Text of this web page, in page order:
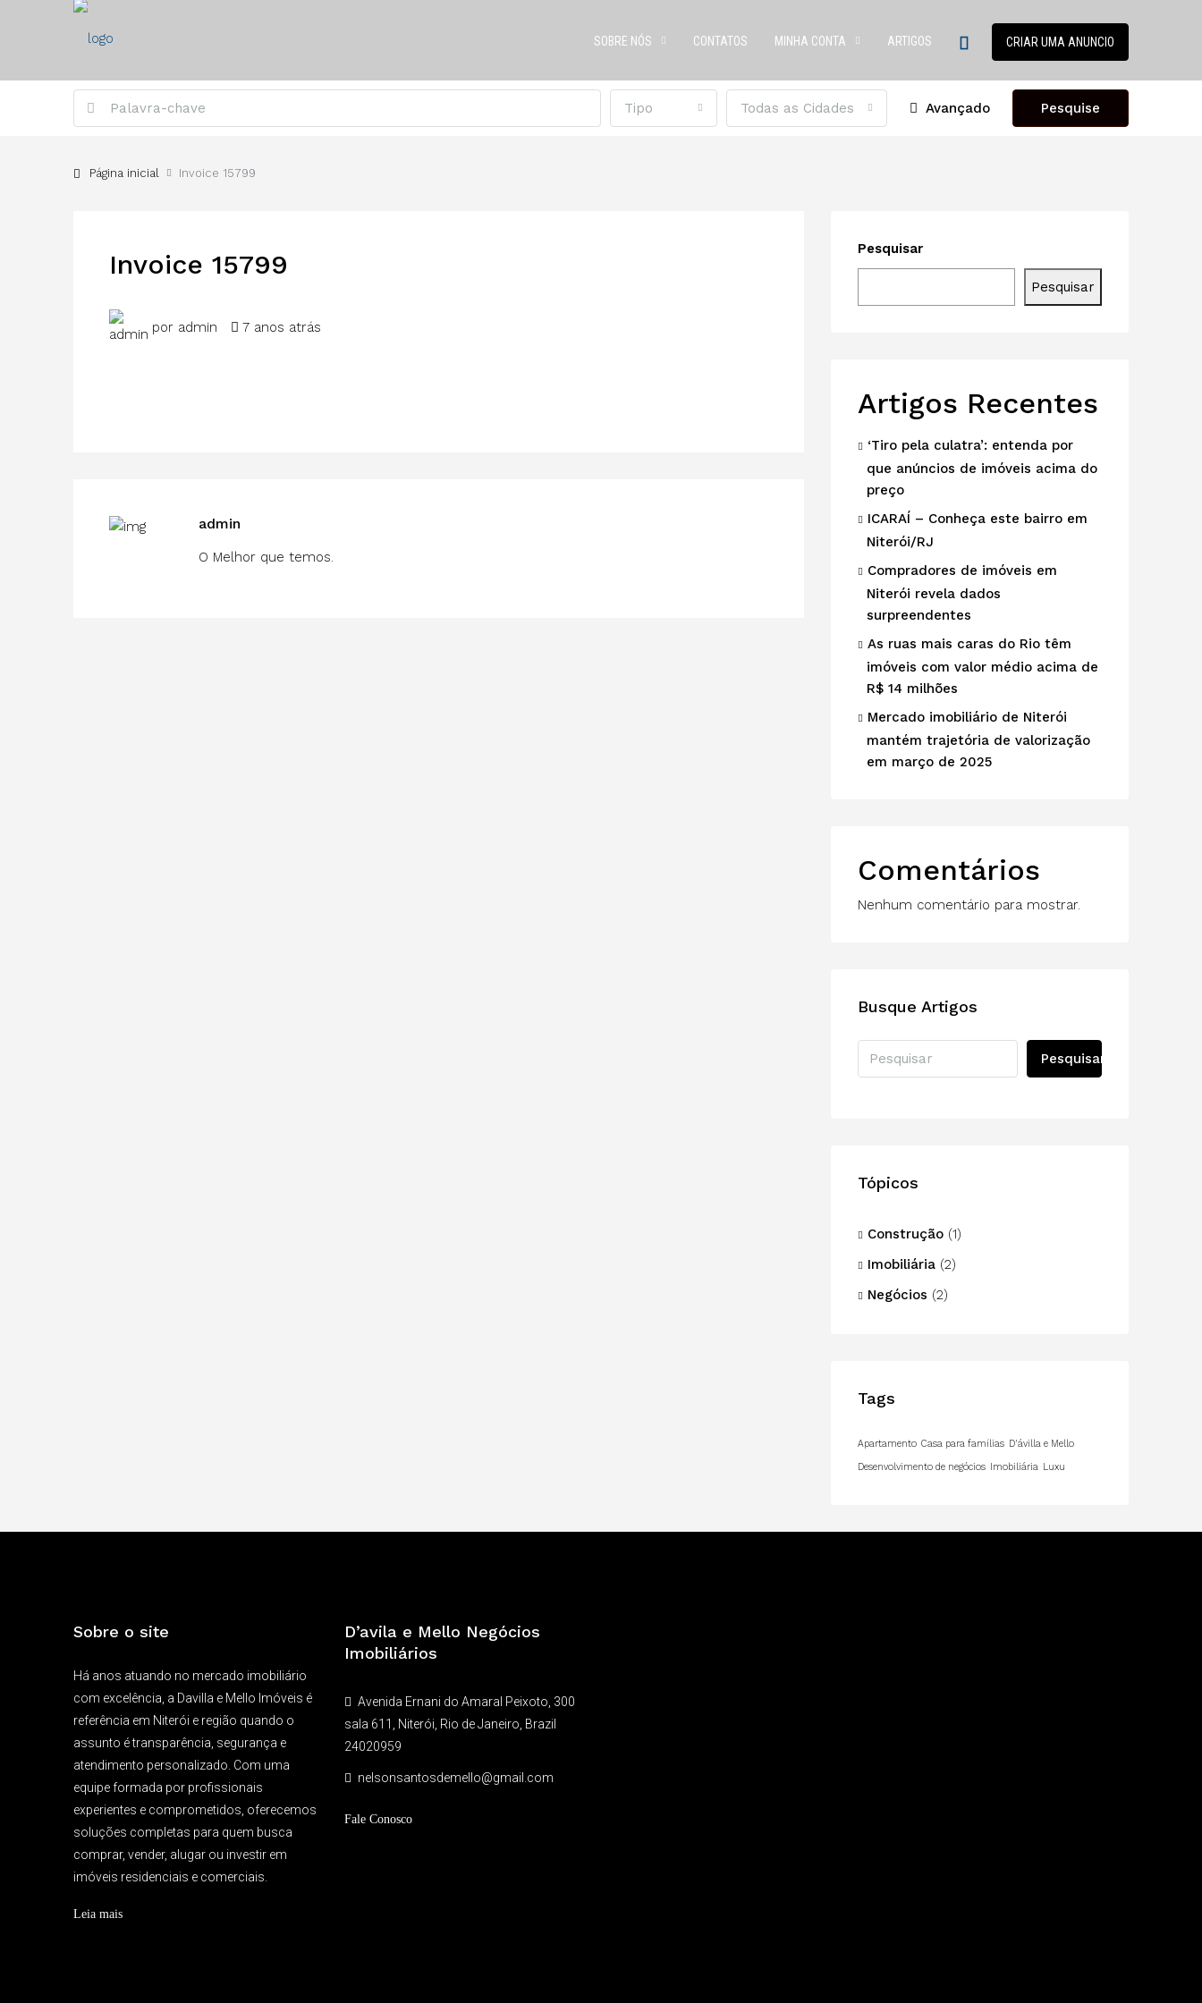
SOBRE NÓS CONTATOS MINHA CONTA ARTIGOS CRIAR UMA ANUNCIO
Tipo Todas as Cidades Avançado Pesquise
Página inicial Invoice 15799
Invoice 15799
por admin 7 anos atrás
admin
O Melhor que temos.
Pesquisar
Pesquisar
Artigos Recentes
‘Tiro pela culatra’: entenda por
que anúncios de imóveis acima do
preço
ICARAÍ – Conheça este bairro em
Niterói/RJ
Compradores de imóveis em
Niterói revela dados
surpreendentes
As ruas mais caras do Rio têm
imóveis com valor médio acima de
R$ 14 milhões
Mercado imobiliário de Niterói
mantém trajetória de valorização
em março de 2025
Comentários
Nenhum comentário para mostrar.
Busque Artigos
Pesquisar
Tópicos
Construção (1)
Imobiliária (2)
Negócios (2)
Tags
Apartamento Casa para famílias D'ávilla e Mello
Desenvolvimento de negócios Imobiliária Luxu
Sobre o site
Há anos atuando no mercado imobiliário
com excelência, a Davilla e Mello Imóveis é
referência em Niterói e região quando o
assunto é transparência, segurança e
atendimento personalizado. Com uma
equipe formada por profissionais
experientes e comprometidos, oferecemos
soluções completas para quem busca
comprar, vender, alugar ou investir em
imóveis residenciais e comerciais.
Leia mais
D’avila e Mello Negócios
Imobiliários
Avenida Ernani do Amaral Peixoto, 300
sala 611, Niterói, Rio de Janeiro, Brazil
24020959
nelsonsantosdemello@gmail.com
Fale Conosco